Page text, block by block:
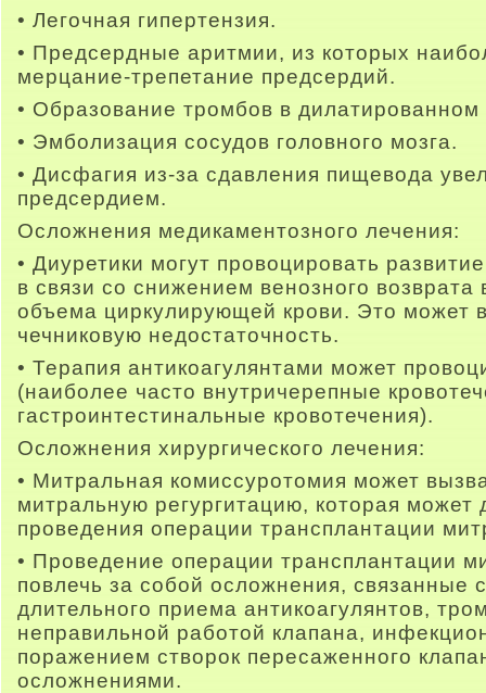
• Легочная гипертензия.
• Предсердные аритмии, из которых
мерцание-трепетание предсердий.
• Образование тромбов в
• Эмболизация сосудов головного мозга.
• Дисфагия из-за сдавления пищевода
предсердием.
Осложнения медикаментозного лечения:
• Диуретики могут провоцировать
в связи со снижением венозного
объема циркулирующей крови. Это может
чечниковую недостаточность.
• Терапия антикоагулянтами может
(наиболее часто внутричерепные
гастроинтестинальные кровотечения).
Осложнения хирургического лечения:
• Митральная комиссуротомия может
митральную регургитацию, которая может
проведения операции трансплантации
• Проведение операции трансплантации
повлечь за собой осложнения, связанные
длительного приема антикоагулянтов,
неправильной работой клапана,
поражением створок пересаженного
осложнениями.